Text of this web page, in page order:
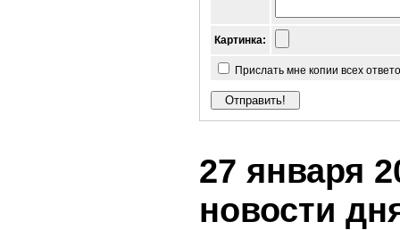
Картинка:
Прислать мне копии всех
27 января
новости